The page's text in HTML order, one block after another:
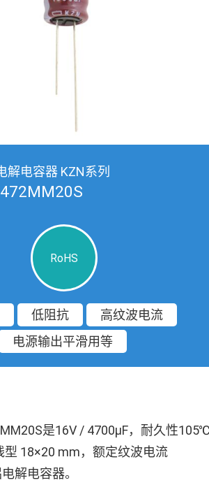
电容器 KZN系列
RoHS
低阻抗
高纹波电流
电源输出平滑用等
是16V / 4700µF，耐久性
型 18×20 mm，额定纹波电流
解电容器。